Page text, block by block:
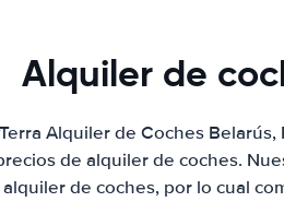
Alquiler de
Alquiler de Coches
de alquiler de coches.
de coches, por lo cual